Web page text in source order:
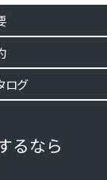
ログ
るなら